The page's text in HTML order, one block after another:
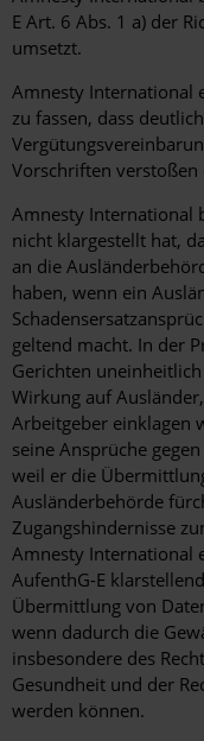
E Art. 6 Abs. 1 a) der
umsetzt.
Amnesty International
zu fassen, dass
Vorschriften verstoßen
Amnesty International
nicht klargestellt hat,
an die
haben, wenn ein
geltend macht. In der
Gerichten
Wirkung auf
Arbeitgeber einklagen
seine Ansprüche
weil er die
Ausländerbehörde
Zugangshindernisse
Amnesty International
AufenthG-E
Übermittlung von
wenn dadurch die
insbesondere des
Gesundheit und der
werden können.